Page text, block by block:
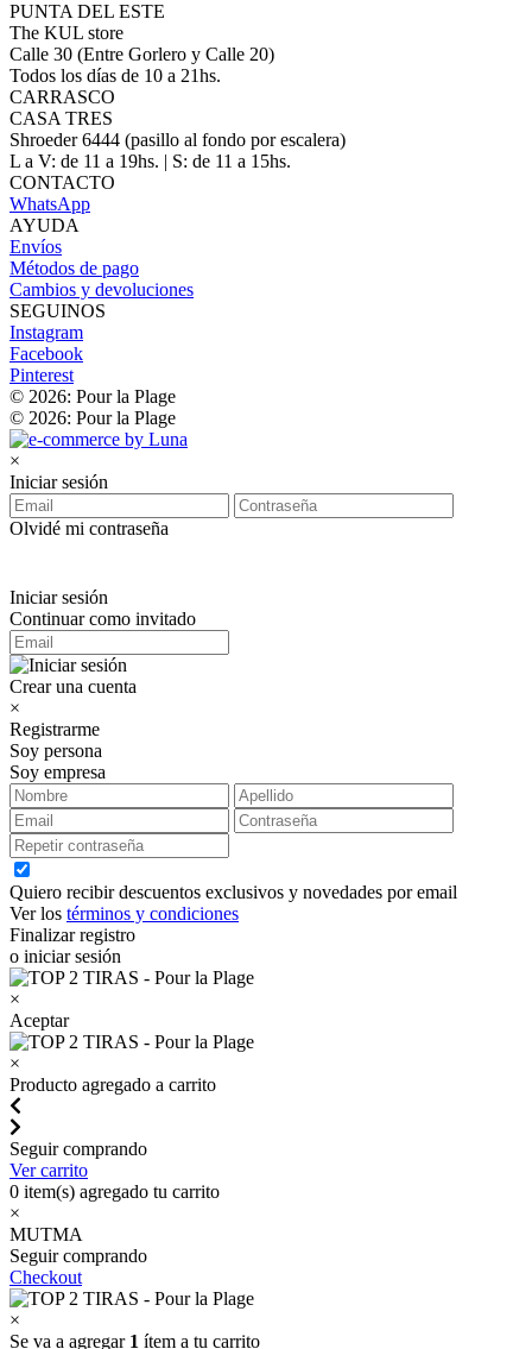
PUNTA DEL ESTE
The KUL store
Calle 30 (Entre Gorlero y Calle 20)
Todos los días de 10 a 21hs.
CARRASCO
CASA TRES
Shroeder 6444 (pasillo al fondo por escalera)
L a V: de 11 a 19hs. | S: de 11 a 15hs.
CONTACTO
WhatsApp
AYUDA
Envíos
Métodos de pago
Cambios y devoluciones
SEGUINOS
Instagram
Facebook
Pinterest
© 2026: Pour la Plage
© 2026: Pour la Plage
×
Iniciar sesión
Olvidé mi contraseña
Iniciar sesión
Continuar como invitado
Crear una cuenta
×
Registrarme
Soy persona
Soy empresa
Quiero recibir descuentos exclusivos y novedades por email
Ver los términos y condiciones
Finalizar registro
o iniciar sesión
×
Aceptar
×
Producto agregado a carrito
Seguir comprando
Ver carrito
0 item(s) agregado tu carrito
×
MUTMA
Seguir comprando
Checkout
×
Se va a agregar 1 ítem a tu carrito